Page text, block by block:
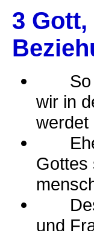
3
So
wir in
werdet
Ehe
Gottes
und